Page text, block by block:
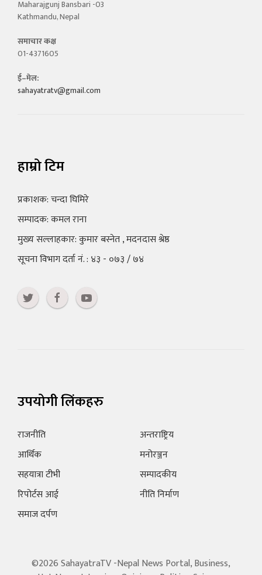
Maharajgunj Bansbari -03
Kathmandu, Nepal
समाचार कक्ष
01-4371605
ई–मेल:
sahayatratv@gmail.com
हाम्रो टिम
प्रकाशक: चन्दा घिमिरे
सम्पादक: कमल राना
मुख्य सल्लाहकार: कुमार बस्नेत , मदनदास श्रेष्ठ
सूचना विभाग दर्ता नं. : ४३ - ०७३ / ७४
उपयोगी लिंकहरु
राजनीति
आर्थिक
सहयात्रा टीभी
रिपोर्टस आई
समाज दर्पण
अन्तराष्ट्रिय
मनोरञ्जन
सम्पादकीय
नीति निर्माण
©2026 SahayatraTV -Nepal News Portal, Business,